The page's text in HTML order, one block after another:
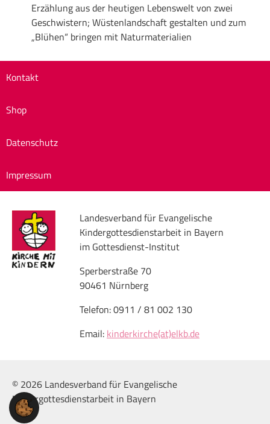
Erzählung aus der heutigen Lebenswelt von zwei
Geschwistern; Wüstenlandschaft gestalten und zum
„Blühen“ bringen mit Naturmaterialien
Kontakt
Shop
Datenschutz
Impressum
Landesverband für Evangelische
Kindergottesdienstarbeit in Bayern
im Gottesdienst-Institut
Sperberstraße 70
90461 Nürnberg
Telefon: 0911 / 81 002 130
Email: kinderkirche(at)elkb.de
© 2026 Landesverband für Evangelische
Kindergottesdienstarbeit in Bayern